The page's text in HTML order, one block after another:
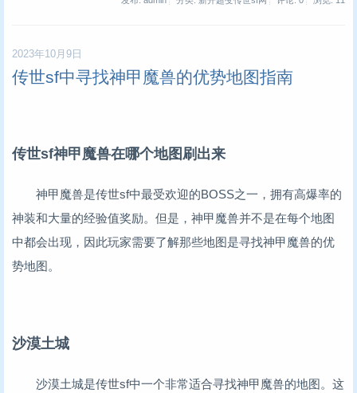
2023年10月9日
传世sf中寻找神甲魔兽的优势地图指南
传世sf神甲魔兽在哪个地图刷出来
神甲魔兽是传世sf中最受欢迎的BOSS之一，拥有高爆率的
神装和大量的经验值奖励。但是，神甲魔兽并不是在每个地图
中都会出现，因此玩家需要了解那些地图是寻找神甲魔兽的优
势地图。
沙漠土城
沙漠土城是传世sf中一个非常适合寻找神甲魔兽的地图。这